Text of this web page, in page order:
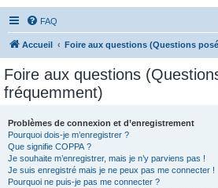
FAQ
Accueil Foire aux questions (Questions
Foire aux questions
fréquemment)
Problèmes de connexion et d’enregistrement
Pourquoi dois-je m’enregistrer ?
Que signifie COPPA ?
Je souhaite m’enregistrer, mais je n’y parviens pas !
Je suis enregistré mais je ne peux pas me connecter !
Pourquoi ne puis-je pas me connecter ?